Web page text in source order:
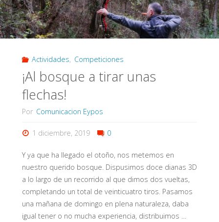
Actividades, Competiciones
¡Al bosque a tirar unas
flechas!
Por Comunicacion Eypos
1 diciembre, 2019 0
Y ya que ha llegado el otoño, nos metemos en
nuestro querido bosque. Dispusimos doce dianas 3D
a lo largo de un recorrido al que dimos dos vueltas,
completando un total de veinticuatro tiros. Pasamos
una mañana de domingo en plena naturaleza, daba
igual tener o no mucha experiencia, distribuimos …